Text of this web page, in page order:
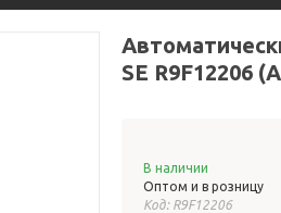
SE R9F12206
В наличии
Оптом и в розницу
Код: R9F12206